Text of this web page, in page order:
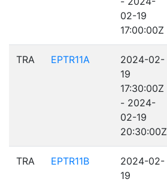
02-19
17:00:00Z
TRA EPTR11A
2024-02-
19
17:30:00Z
- 2024-
02-19
20:30:00Z
TRA EPTR11B
2024-02-
19